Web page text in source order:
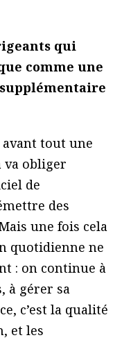
qui
comme une
avant tout une
va obliger
de
des
une fois cela
quotidienne ne
: on continue à
à gérer sa
c’est la qualité
et les